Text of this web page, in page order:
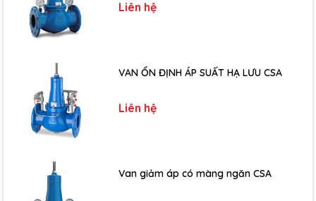
Liên hệ
VAN ỔN ĐỊNH ÁP SUẤT HẠ LƯU CSA
Liên hệ
Van giảm áp có màng ngăn CSA